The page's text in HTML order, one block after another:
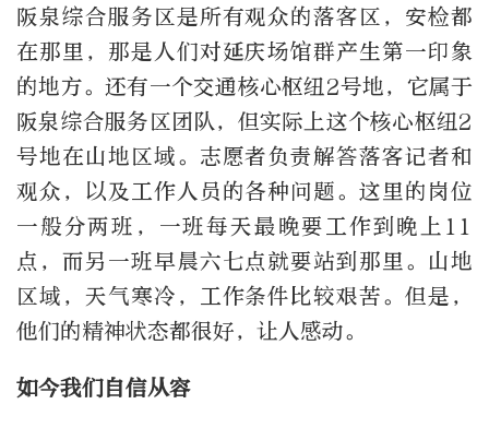
阪泉综合服务区是所有观众的落客区，安检都
在那里，那是人们对延庆场馆群产生第一印象
的地方。还有一个交通核心枢纽2号地，它属于
阪泉综合服务区团队，但实际上这个核心枢纽2
号地在山地区域。志愿者负责解答落客记者和
观众，以及工作人员的各种问题。这里的岗位
一般分两班，一班每天最晚要工作到晚上11
点，而另一班早晨六七点就要站到那里。山地
区域，天气寒冷，工作条件比较艰苦。但是，
他们的精神状态都很好，让人感动。
如今我们自信从容